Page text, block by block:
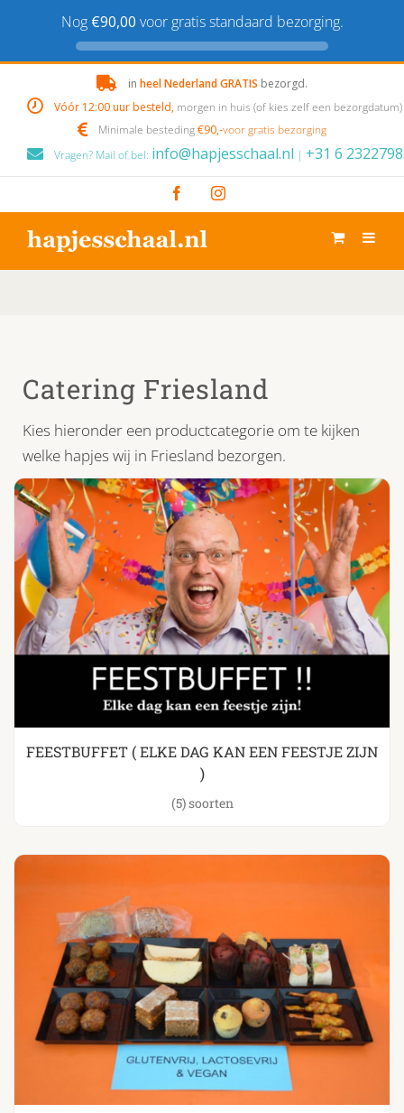
Nog €90,00 voor gratis standaard bezorging.
content
in heel Nederland GRATIS bezorgd.
Vóór 12:00 uur besteld, morgen in huis (of kies zelf een bezorgdatum)
Minimale besteding€90,-voor gratis bezorging
Vragen? Mail of bel: info@hapjesschaal.nl | +31 6
FacebookInstagram
Catering Friesland
Kies hieronder een productcategorie om te kijken
welke hapjes wij in Friesland bezorgen.
FEESTBUFFET ( ELKE DAG KAN EEN FEESTJE ZIJN
)
(5)